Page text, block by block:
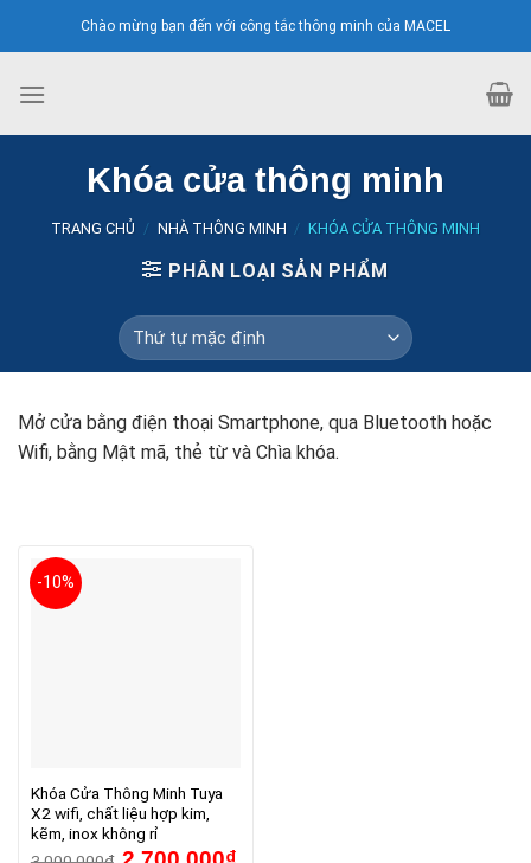
Chào mừng bạn đến với công tắc thông minh của MACEL
Khóa cửa thông minh
TRANG CHỦ / NHÀ THÔNG MINH / KHÓA CỬA THÔNG MINH
PHÂN LOẠI SẢN PHẨM
Mở cửa bằng điện thoại Smartphone, qua Bluetooth hoặc
Wifi, bằng Mật mã, thẻ từ và Chìa khóa.
-10%
Khóa Cửa Thông Minh Tuya
X2 wifi, chất liệu hợp kim,
kẽm, inox không rỉ
Original
Current